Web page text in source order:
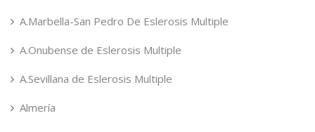
A.Marbella-San Pedro De Eslerosis Multiple
A.Onubense de Eslerosis Multiple
A.Sevillana de Eslerosis Multiple
Almería